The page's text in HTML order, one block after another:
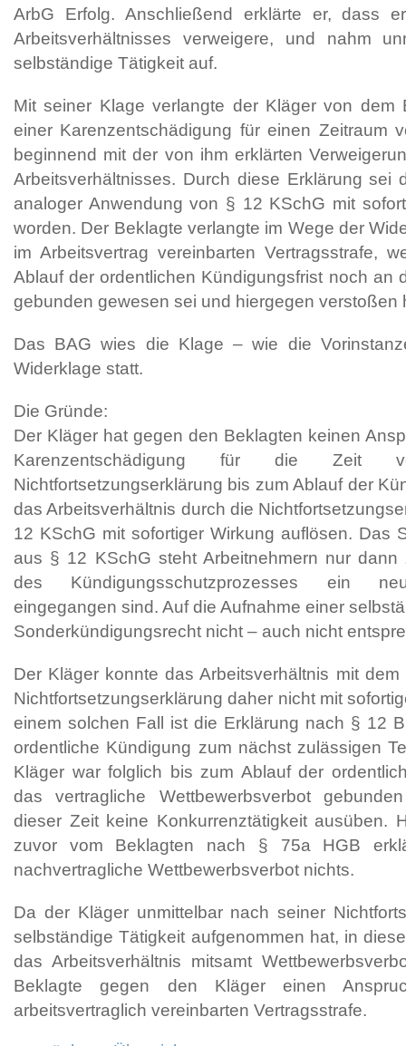
ArbG Erfolg. Anschließend erklärte er, dass
Arbeitsverhältnisses verweigere, und nahm
selbständige Tätigkeit auf.
Mit seiner Klage verlangte der Kläger von dem
einer Karenzentschädigung für einen Zeitraum
beginnend mit der von ihm erklärten
Arbeitsverhältnisses. Durch diese Erklärung sei
analoger Anwendung von § 12 KSchG mit
worden. Der Beklagte verlangte im Wege der
im Arbeitsvertrag vereinbarten Vertragsstrafe,
Ablauf der ordentlichen Kündigungsfrist noch an
gebunden gewesen sei und hiergegen verstoßen
Das BAG wies die Klage – wie die
Widerklage statt.
Die Gründe:
Der Kläger hat gegen den Beklagten keinen
Karenzentschädigung für die Zeit
Nichtfortsetzungserklärung bis zum Ablauf der
das Arbeitsverhältnis durch die
12 KSchG mit sofortiger Wirkung auflösen. Das
aus § 12 KSchG steht Arbeitnehmern nur
des Kündigungsschutzprozesses ein
eingegangen sind. Auf die Aufnahme einer
Sonderkündigungsrecht nicht – auch nicht
Der Kläger konnte das Arbeitsverhältnis mit
Nichtfortsetzungserklärung daher nicht mit
einem solchen Fall ist die Erklärung nach § 12
ordentliche Kündigung zum nächst zulässigen
Kläger war folglich bis zum Ablauf der
das vertragliche Wettbewerbsverbot
dieser Zeit keine Konkurrenztätigkeit ausüben.
zuvor vom Beklagten nach § 75a HGB
nachvertragliche Wettbewerbsverbot nichts.
Da der Kläger unmittelbar nach seiner
selbständige Tätigkeit aufgenommen hat, in
das Arbeitsverhältnis mitsamt
Beklagte gegen den Kläger einen
arbeitsvertraglich vereinbarten Vertragsstrafe.